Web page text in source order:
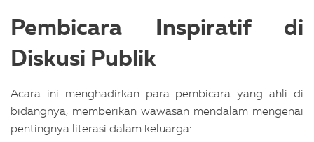
Pembicara Inspiratif di
Diskusi Publik
Acara ini menghadirkan para pembicara yang ahli di
bidangnya, memberikan wawasan mendalam mengenai
pentingnya literasi dalam keluarga: